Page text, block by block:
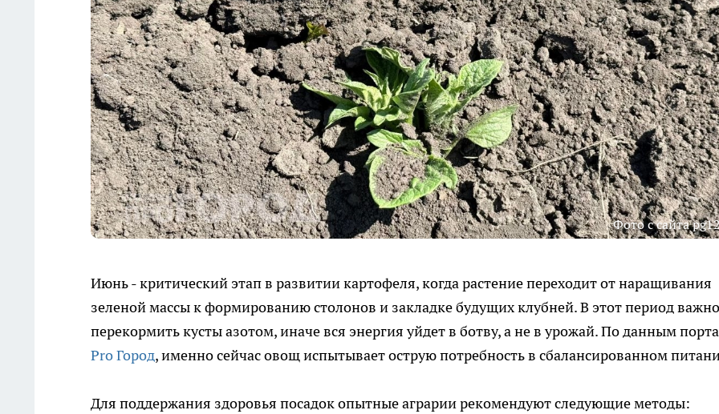
Фото с сайта
Июнь - критический этап в развитии картофеля, когда растение переходит от наращивания
зеленой массы к формированию столонов и закладке будущих клубней. В этот период
перекормить кусты азотом, иначе вся энергия уйдет в ботву, а не в урожай. По данным
Pro Город, именно сейчас овощ испытывает острую потребность в сбалансированном
Для поддержания здоровья посадок опытные аграрии рекомендуют следующие методы: